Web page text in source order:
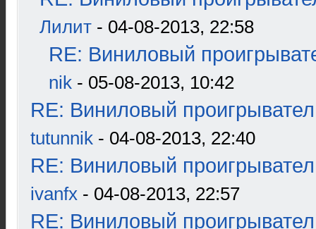
Лилит - 04-08-2013, 22:58
RE: Виниловый
nik - 05-08-2013, 10:42
RE: Виниловый
tutunnik - 04-08-2013, 22:40
RE: Виниловый
ivanfx - 04-08-2013, 22:57
RE: Виниловый